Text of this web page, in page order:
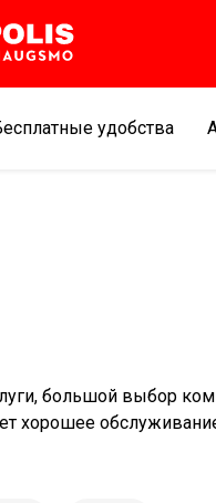
удобства
большой выбор
хорошее